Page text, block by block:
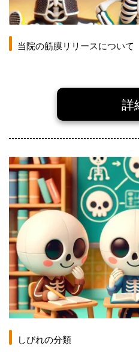
当院の筋膜リリースについて
詳
しびれの分類